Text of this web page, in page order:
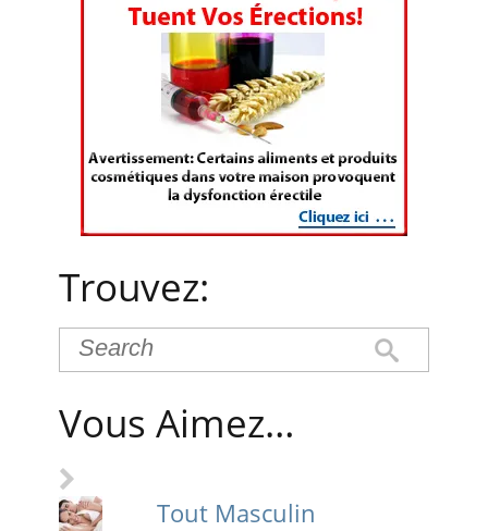
Trouvez:
Vous Aimez…
Tout Masculin